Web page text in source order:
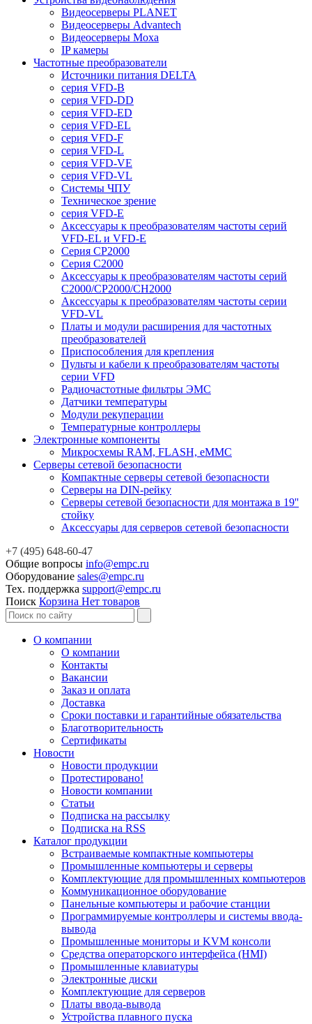
Видеосерверы PLANET
Видеосерверы Advantech
Видеосерверы Moxa
IP камеры
Частотные преобразователи
Источники питания DELTA
серия VFD-B
серия VFD-DD
серия VFD-ED
серия VFD-EL
серия VFD-F
серия VFD-L
серия VFD-VE
серия VFD-VL
Системы ЧПУ
Техническое зрение
серия VFD-E
Аксессуары к преобразователям частоты серий
VFD-EL и VFD-E
Серия CP2000
Серия C2000
Аксессуары к преобразователям частоты серий
С2000/CP2000/CH2000
Аксессуары к преобразователям частоты серии
VFD-VL
Платы и модули расширения для частотных
преобразователей
Приспособления для крепления
Пульты и кабели к преобразователям частоты
серии VFD
Радиочастотные фильтры ЭМС
Датчики температуры
Модули рекуперации
Температурные контроллеры
Электронные компоненты
Микросхемы RAM, FLASH, eMMC
Серверы сетевой безопасности
Компактные серверы сетевой безопасности
Серверы на DIN-рейку
Серверы сетевой безопасности для монтажа в 19''
стойку
Аксессуары для серверов сетевой безопасности
+7 (495) 648-60-47
Общие вопросы info@empc.ru
Оборудование sales@empc.ru
Тех. поддержка support@empc.ru
Поиск Корзина Нет товаров
О компании
О компании
Контакты
Вакансии
Заказ и оплата
Доставка
Сроки поставки и гарантийные обязательства
Благотворительность
Сертификаты
Новости
Новости продукции
Протестировано!
Новости компании
Статьи
Подписка на рассылку
Подписка на RSS
Каталог продукции
Встраиваемые компактные компьютеры
Промышленные компьютеры и серверы
Комплектующие для промышленных компьютеров
Коммуникационное оборудование
Панельные компьютеры и рабочие станции
Программируемые контроллеры и системы ввода-
вывода
Промышленные мониторы и KVM консоли
Средства операторского интерфейса (HMI)
Промышленные клавиатуры
Электронные диски
Комплектующие для серверов
Платы ввода-вывода
Устройства плавного пуска